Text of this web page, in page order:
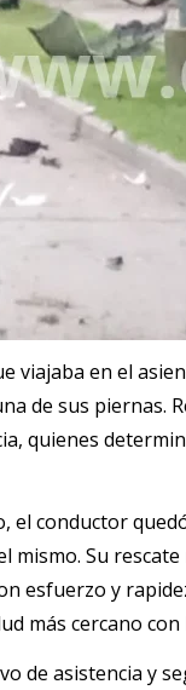
viajaba en el
de sus piernas.
quienes
el conductor
mismo. Su
esfuerzo y
más cercano
de asistencia y